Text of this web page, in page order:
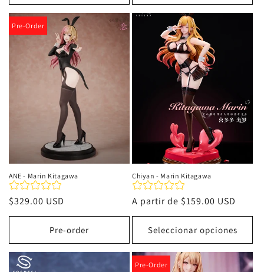
Pre-Order
ANE - Marin Kitagawa
Precio
habitual
$329.00 USD
Pre-order
Chiyan - Marin Kitagawa
Precio
habitual
A partir de $159.00 USD
Seleccionar opciones
Pre-Order